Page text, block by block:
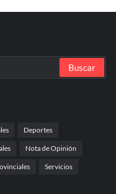
Deportes
Nota de Opinión
Servicios